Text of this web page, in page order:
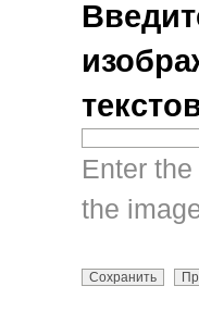
Enter
the